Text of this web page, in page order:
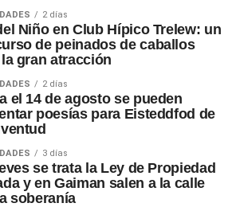
2 días
Niño en Club Hípico Trelew: un
de peinados de caballos
gran atracción
2 días
el 14 de agosto se pueden
poesías para Eisteddfod de
3 días
se trata la Ley de Propiedad
y en Gaiman salen a la calle
soberanía